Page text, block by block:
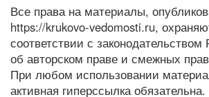
Все права на материалы,
https://krukovo-vedomosti.ru,
соответствии с
об авторском праве и смежных
При любом использовании
активная гиперссылка обязательна.